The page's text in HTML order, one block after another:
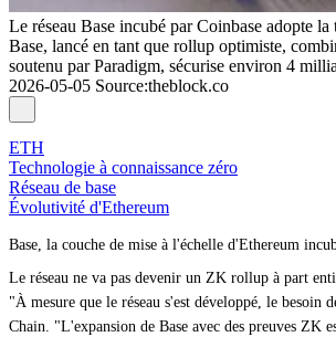
Le réseau Base incubé par Coinbase adopte
Base, lancé en tant que rollup optimiste,
soutenu par Paradigm, sécurise environ 4
2026-05-05 Source:theblock.co
ETH
Technologie à connaissance zéro
Réseau de base
Évolutivité d'Ethereum
Base, la couche de mise à l'échelle d'Ethereum
Le réseau ne va pas devenir un ZK rollup à part
"À mesure que le réseau s'est développé, le besoin
Chain. "L'expansion de Base avec des preuves ZK